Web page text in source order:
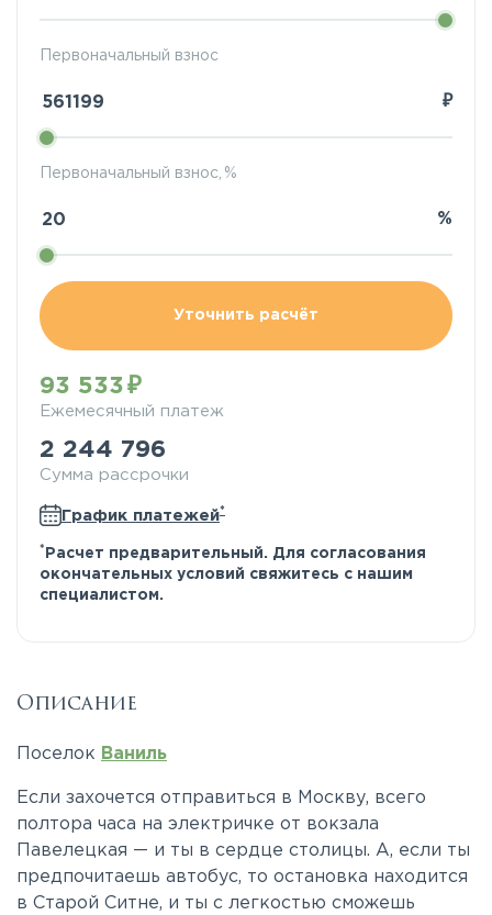
Первоначальный взнос
₽
Первоначальный взнос, %
%
Уточнить расчёт
93 533
Ежемесячный платеж
2 244 796
Сумма рассрочки
График платежей*
* Расчет предварительный. Для согласования
окончательных условий свяжитесь с нашим
специалистом.
Описание
Поселок Ваниль
Если захочется отправиться в Москву, всего
полтора часа на электричке от вокзала
Павелецкая — и ты в сердце столицы. А, если ты
предпочитаешь автобус, то остановка находится
в Старой Ситне, и ты с легкостью сможешь